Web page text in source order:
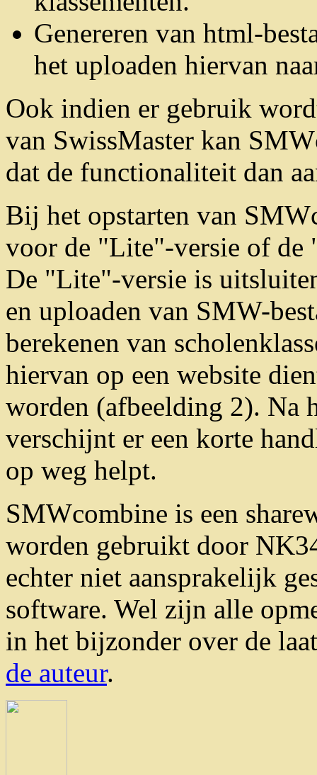
Genereren van html-
het uploaden hiervan
Ook indien er gebruik
van SwissMaster kan
dat de functionaliteit dan
Bij het opstarten van
voor de "Lite"-versie of de
De "Lite"-versie is
en uploaden van SMW-
berekenen van
hiervan op een website
worden (afbeelding 2). Na
verschijnt er een korte
op weg helpt.
SMWcombine is een
worden gebruikt door
echter niet aansprakelijk
software. Wel zijn alle
in het bijzonder over de
de auteur.